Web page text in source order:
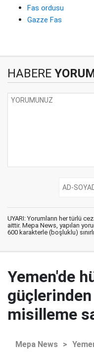
Fas ordusu
Gazze Fas
HABERE
UYARI: Yorumların her türlü
aittir. Mepa News, yapılan
600 karakterle (boşluklu)
Yemen'de
misilleme
Mepa News >